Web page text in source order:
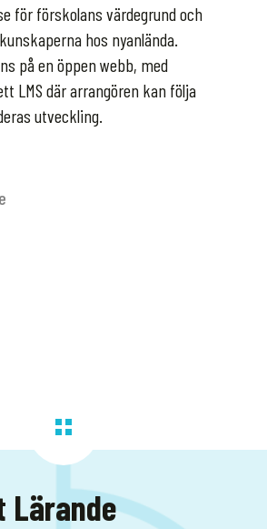
för förskolans värdegrund och
hos nyanlända.
på en öppen webb, med
LMS där arrangören kan följa
utveckling.
Lärande